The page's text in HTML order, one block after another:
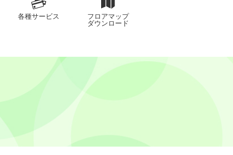
各種サービス フロアマップ
ダウンロード